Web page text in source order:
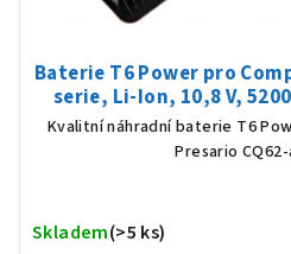
Baterie T6 Power pro
serie, Li-Ion, 10,8 V,
Kvalitní náhradní baterie T6
Presario
Skladem(>5 ks)